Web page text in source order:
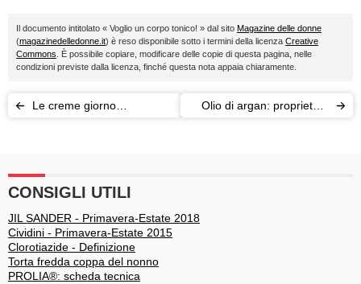
Il documento intitolato « Voglio un corpo tonico! » dal sito Magazine delle donne
(magazinedelledonne.it) è reso disponibile sotto i termini della licenza Creative
Commons . È possibile copiare, modificare delle copie di questa pagina, nelle
condizioni previste dalla licenza, finché questa nota appaia chiaramente.
Le creme giorno
Olio di argan: proprietà e
CONSIGLI UTILI
JIL SANDER - Primavera-Estate 2018
Cividini - Primavera-Estate 2015
Clorotiazide - Definizione
Torta fredda coppa del nonno
PROLIA®: scheda tecnica